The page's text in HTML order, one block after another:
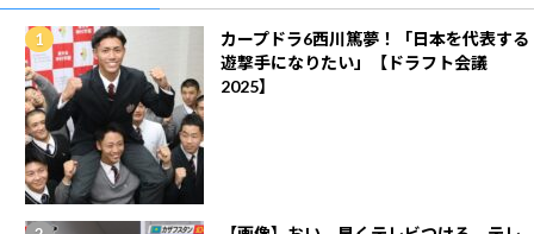
カープドラ6西川篤夢！「日本を代表する
遊撃手になりたい」【ドラフト会議
2025】